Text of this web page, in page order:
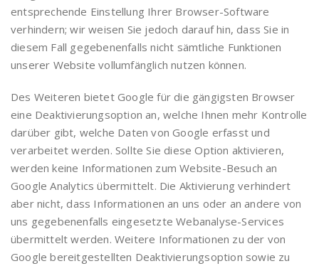
entsprechende Einstellung Ihrer Browser-Software
verhindern; wir weisen Sie jedoch darauf hin, dass Sie in
diesem Fall gegebenenfalls nicht sämtliche Funktionen
unserer Website vollumfänglich nutzen können.
Des Weiteren bietet Google für die gängigsten Browser
eine Deaktivierungsoption an, welche Ihnen mehr Kontrolle
darüber gibt, welche Daten von Google erfasst und
verarbeitet werden. Sollte Sie diese Option aktivieren,
werden keine Informationen zum Website-Besuch an
Google Analytics übermittelt. Die Aktivierung verhindert
aber nicht, dass Informationen an uns oder an andere von
uns gegebenenfalls eingesetzte Webanalyse-Services
übermittelt werden. Weitere Informationen zu der von
Google bereitgestellten Deaktivierungsoption sowie zu